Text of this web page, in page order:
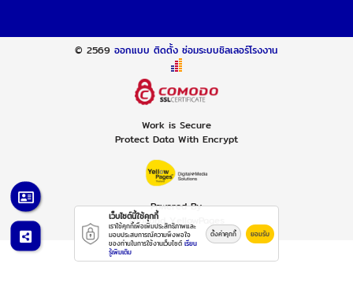
© 2569ออกแบบ ติดตั้ง ซ่อมระบบชิลเลอร์โรงงาน
Work is Secure
Protect Data With Encrypt
Powered By
Thailand YellowPages
เว็บไซต์นี้ใช้คุกกี้
เราใช้คุกกี้เพื่อเพิ่มประสิทธิภาพและ
มอบประสบการณ์ความพึงพอใจ
ของท่านในการใช้งานเว็บไซต์ เรียน
รู้เพิ่มเติม
ตั้งค่าคุกกี้ ยอมรับ